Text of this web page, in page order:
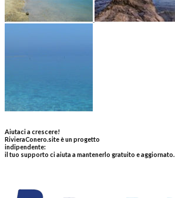
Aiutaci a crescere!
RivieraConero.site è un progetto
indipendente:
il tuo supporto ci aiuta a mantenerlo gratuito e aggiornato.